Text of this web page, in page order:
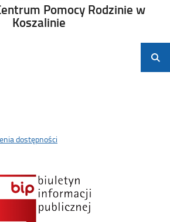
Pomocy Rodzinie w
Koszalinie
dostępności